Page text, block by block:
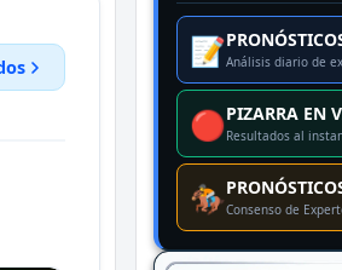
📝Análisis diario de
🔴PIZARRA EN
Resultados al
🏇Consenso de